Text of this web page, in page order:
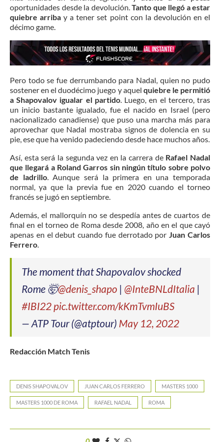
oportunidades desde la devolución. Tanto que llegó a estar
quiebre arriba y a tener set point con la devolución en el
décimo game.
Pero todo se fue derrumbando para Nadal, quien no pudo
sostener en el duodécimo juego y aquel quiebre le permitió
a Shapovalov igualar el partido. Luego, en el tercero, tras
un inicio bastante igualado, fue el nacido en Israel (pero
nacionalizado canadiense) que puso una marcha más para
aprovechar que Nadal mostraba signos de dolencia en su
pie, ese que ha venido padeciendo desde hace muchos años.
Así, esta será la segunda vez en la carrera de Rafael Nadal
que llegará a Roland Garros sin ningún título sobre polvo
de ladrillo. Aunque será la primera en una temporada
normal, ya que la previa fue en 2020 cuando el torneo
francés se jugó en septiembre.
Además, el mallorquín no se despedía antes de cuartos de
final en el torneo de Roma desde 2008, año en el que cayó
apenas en el debut cuando fue derrotado por Juan Carlos
Ferrero
The moment that Shapovalov shocked
Rome 🤯@denis_shapo | @InteBNLdItalia |
#IBI22 pic.twitter.com/kKmTvmIuBS
— ATP Tour (@atptour) May 12, 2022
Redacción Match Tenis
DENIS SHAPOVALOV JUAN CARLOS FERRERO MASTERS 1000
MASTERS 1000 DE ROMA RAFAEL NADAL ROMA